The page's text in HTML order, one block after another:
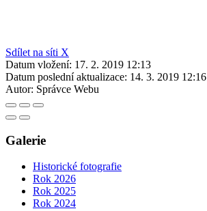
Sdílet na síti X
Datum vložení: 17. 2. 2019 12:13
Datum poslední aktualizace: 14. 3. 2019 12:16
Autor: Správce Webu
Galerie
Historické fotografie
Rok 2026
Rok 2025
Rok 2024